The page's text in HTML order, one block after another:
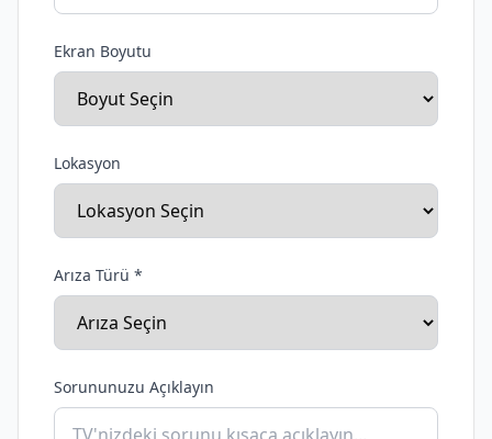
Ekran Boyutu
Lokasyon
Arıza Türü *
Sorununuzu Açıklayın